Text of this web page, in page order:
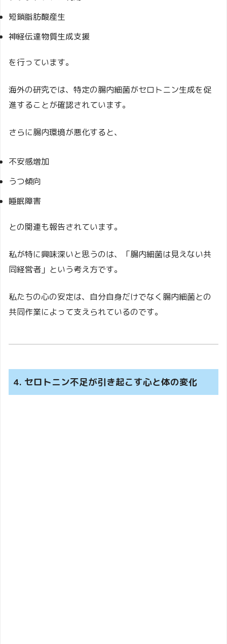
短鎖脂肪酸産生
神経伝達物質生成支援
を行っています。
海外の研究では、特定の腸内細菌がセロトニン生成を促
進することが確認されています。
さらに腸内環境が悪化すると、
不安感増加
うつ傾向
睡眠障害
との関連も報告されています。
私が特に興味深いと思うのは、「腸内細菌は見えない共
同経営者」という考え方です。
私たちの心の安定は、自分自身だけでなく腸内細菌との
共同作業によって支えられているのです。
4. セロトニン不足が引き起こす心と体の変化